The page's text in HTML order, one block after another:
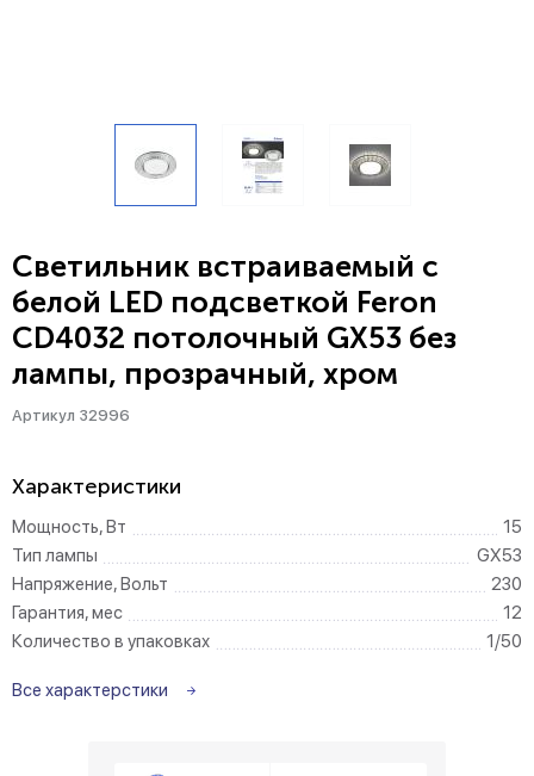
Светильник встраиваемый с
белой LED подсветкой Feron
CD4032 потолочный GX53 без
лампы, прозрачный, хром
Артикул 32996
Характеристики
Мощность, Вт
15
Тип лампы
GX53
Напряжение, Вольт
230
Гарантия, мес
12
Количество в упаковках
1/50
Все характерстики